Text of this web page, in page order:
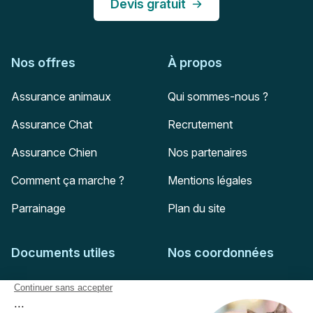
Devis gratuit
Nos offres
Assurance animaux
Assurance Chat
Assurance Chien
Comment ça marche ?
Parrainage
À propos
Qui sommes-nous ?
Recrutement
Nos partenaires
Mentions légales
Plan du site
Documents utiles
Feuille de soins
Nos coordonnées
51-55 rue Hoche